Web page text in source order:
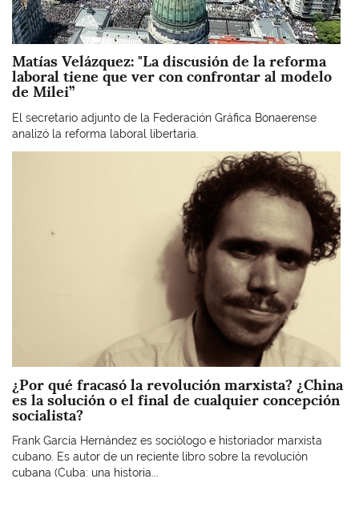
Matías Velázquez: "La discusión de la reforma
laboral tiene que ver con confrontar al modelo
de Milei”
El secretario adjunto de la Federación Gráfica Bonaerense
analizó la reforma laboral libertaria.
¿Por qué fracasó la revolución marxista? ¿China
es la solución o el final de cualquier concepción
socialista?
Frank García Hernández es sociólogo e historiador marxista
cubano. Es autor de un reciente libro sobre la revolución
cubana (Cuba: una historia...